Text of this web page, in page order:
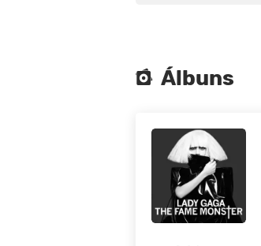
Álbuns